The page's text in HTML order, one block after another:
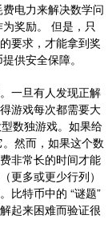
电力来解决数学问
奖励。 但是，只
要求，才能拿到奖
供安全保障。
一旦有人发现正解
游戏每次都需要大
数独游戏。如果给
然而，如果这个数
非常长的时间才能
更多或更少行列）
比特币中的 “谜题”
起来困难而验证很